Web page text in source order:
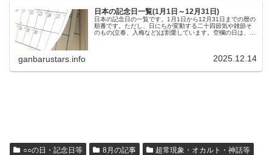
日本の記念日一覧(1月1日～12月31日)
日本の記念日の一覧です。1月1日から12月31日までの暦の
順番です。ただし、日にちが変動する二十四節気や雑節そ
のもの(立春、入梅など)は割愛しています。空欄の日は、判
ganbarustars.info 2025.12.14
○○の日・記念日等 8月の記事 超常現象・オカルト・神話等